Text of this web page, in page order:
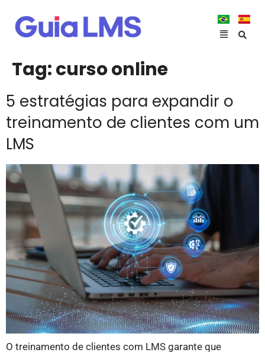
Tag:curso online
5 estratégias para expandir o
treinamento de clientes com um
LMS
O treinamento de clientes com LMS garante que